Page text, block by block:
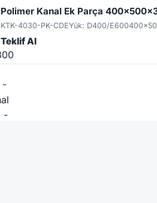
Polimer Kanal Ek Parça
KTK-4030-PK-CDEYük: D400/E600
Teklif Al